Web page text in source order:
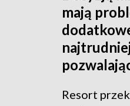
mają
Resort